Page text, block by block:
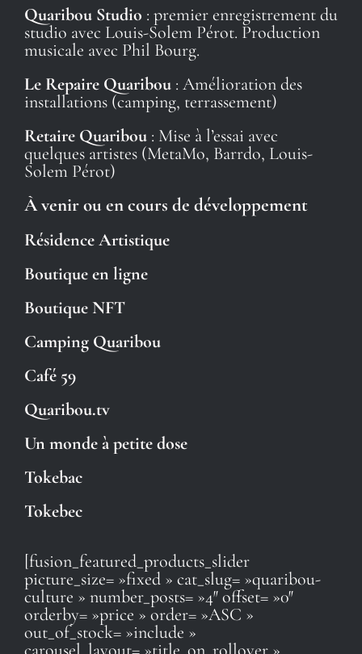
Quaribou Studio : premier enregistrement du
studio avec Louis-Solem Pérot. Production
musicale avec Phil Bourg.
Le Repaire Quaribou: Amélioration des
installations (camping, terrassement)
Retaire Quaribou: Mise à l’essai avec
quelques artistes (MetaMo, Barrdo, Louis-
Solem Pérot)
À venir ou en cours de développement
Résidence Artistique
Boutique en ligne
Boutique NFT
Camping Quaribou
Café 59
Quaribou.tv
Un monde à petite dose
Tokebac
Tokebec
[fusion_featured_products_slider
picture_size= »fixed » cat_slug= »quaribou-
culture » number_posts= »4″ offset= »0″
orderby= »price » order= »ASC »
out_of_stock= »include »